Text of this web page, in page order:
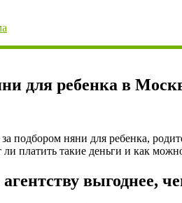
для ребенка в
подбором няни для ребенка,
платить такие деньги и как
выгоднее,